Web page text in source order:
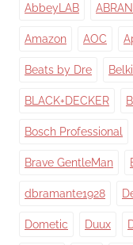
AbbeyLAB
Amazon AOC
Beats by Dre
BLACK+DECKER
Bosch Professional
Brave GentleMan
dbramante1928
Dometic Duux